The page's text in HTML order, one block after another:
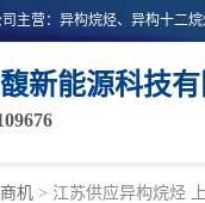
新能源科技有
机 > 江苏供应异构烷烃